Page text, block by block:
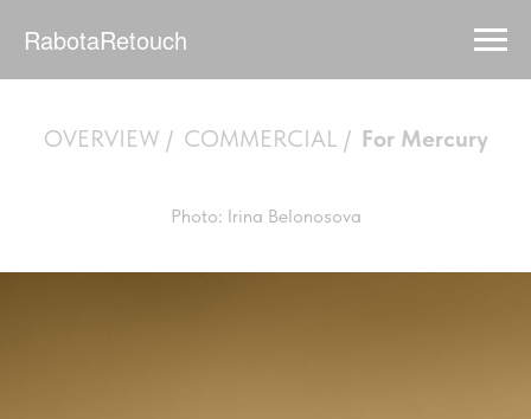
RabotaRetouch
OVERVIEW / COMMERCIAL / For Mercury
Photo: Irina Belonosova